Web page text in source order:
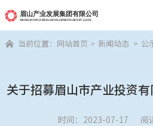
 当前位置： 网站首页 > 新闻动态 > 公
关于招募眉山市产业投资
时间：2023-07-17 阅